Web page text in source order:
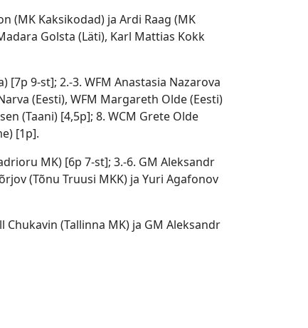
(MK Kaksikodad) ja Ardi Raag (MK
Golsta (Läti), Karl Mattias Kokk
[7p 9-st]; 2.-3. WFM Anastasia Nazarova
(Eesti), WFM Margareth Olde (Eesti)
(Taani) [4,5p]; 8. WCM Grete Olde
[1p].
MK) [6p 7-st]; 3.-6. GM Aleksandr
(Tõnu Truusi MKK) ja Yuri Agafonov
Chukavin (Tallinna MK) ja GM Aleksandr